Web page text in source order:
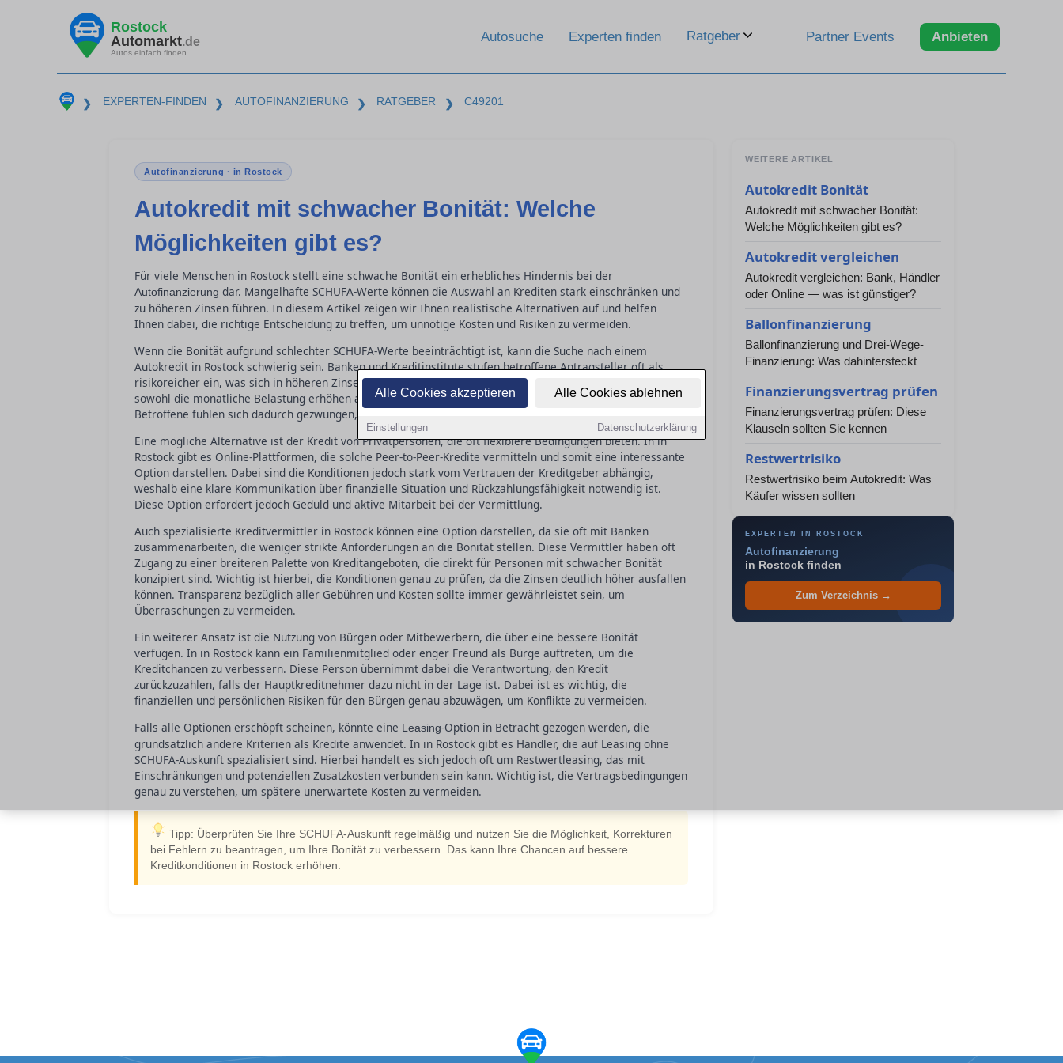
Alle Cookies akzeptieren Alle Cookies ablehnen
Einstellungen Datenschutzerklärung
Rostock
Automarkt.de
Autos einfach finden
Autosuche Experten finden Ratgeber Partner Events Anbieten
❯ EXPERTEN-FINDEN ❯ AUTOFINANZIERUNG ❯ RATGEBER ❯ C49201
Autofinanzierung · in Rostock
Autokredit mit schwacher Bonität: Welche
Möglichkeiten gibt es?
Für viele Menschen in Rostock stellt eine schwache Bonität ein erhebliches Hindernis bei der
Autofinanzierung dar. Mangelhafte SCHUFA-Werte können die Auswahl an Krediten stark einschränken und
zu höheren Zinsen führen. In diesem Artikel zeigen wir Ihnen realistische Alternativen auf und helfen
Ihnen dabei, die richtige Entscheidung zu treffen, um unnötige Kosten und Risiken zu vermeiden.
Wenn die Bonität aufgrund schlechter SCHUFA-Werte beeinträchtigt ist, kann die Suche nach einem
Autokredit in Rostock schwierig sein. Banken und Kreditinstitute stufen betroffene Antragsteller oft als
risikoreicher ein, was sich in höheren Zinsen und strikteren Kreditbedingungen niederschlägt. Dies kann
sowohl die monatliche Belastung erhöhen als auch die Gesamtkosten des Kredits erheblich steigern. Viele
Betroffene fühlen sich dadurch gezwungen, auf andere Finanzierungsmöglichkeiten auszuweichen.
Eine mögliche Alternative ist der Kredit von Privatpersonen, die oft flexiblere Bedingungen bieten. In in
Rostock gibt es Online-Plattformen, die solche Peer-to-Peer-Kredite vermitteln und somit eine interessante
Option darstellen. Dabei sind die Konditionen jedoch stark vom Vertrauen der Kreditgeber abhängig,
weshalb eine klare Kommunikation über finanzielle Situation und Rückzahlungsfähigkeit notwendig ist.
Diese Option erfordert jedoch Geduld und aktive Mitarbeit bei der Vermittlung.
Auch spezialisierte Kreditvermittler in Rostock können eine Option darstellen, da sie oft mit Banken
zusammenarbeiten, die weniger strikte Anforderungen an die Bonität stellen. Diese Vermittler haben oft
Zugang zu einer breiteren Palette von Kreditangeboten, die direkt für Personen mit schwacher Bonität
konzipiert sind. Wichtig ist hierbei, die Konditionen genau zu prüfen, da die Zinsen deutlich höher ausfallen
können. Transparenz bezüglich aller Gebühren und Kosten sollte immer gewährleistet sein, um
Überraschungen zu vermeiden.
Ein weiterer Ansatz ist die Nutzung von Bürgen oder Mitbewerbern, die über eine bessere Bonität
verfügen. In in Rostock kann ein Familienmitglied oder enger Freund als Bürge auftreten, um die
Kreditchancen zu verbessern. Diese Person übernimmt dabei die Verantwortung, den Kredit
zurückzuzahlen, falls der Hauptkreditnehmer dazu nicht in der Lage ist. Dabei ist es wichtig, die
finanziellen und persönlichen Risiken für den Bürgen genau abzuwägen, um Konflikte zu vermeiden.
Falls alle Optionen erschöpft scheinen, könnte eine Leasing-Option in Betracht gezogen werden, die
grundsätzlich andere Kriterien als Kredite anwendet. In in Rostock gibt es Händler, die auf Leasing ohne
SCHUFA-Auskunft spezialisiert sind. Hierbei handelt es sich jedoch oft um Restwertleasing, das mit
Einschränkungen und potenziellen Zusatzkosten verbunden sein kann. Wichtig ist, die Vertragsbedingungen
genau zu verstehen, um spätere unerwartete Kosten zu vermeiden.
Tipp: Überprüfen Sie Ihre SCHUFA-Auskunft regelmäßig und nutzen Sie die Möglichkeit, Korrekturen
bei Fehlern zu beantragen, um Ihre Bonität zu verbessern. Das kann Ihre Chancen auf bessere
Kreditkonditionen in Rostock erhöhen.
WEITERE ARTIKEL
Autokredit Bonität
Autokredit mit schwacher Bonität:
Welche Möglichkeiten gibt es?
Autokredit vergleichen
Autokredit vergleichen: Bank, Händler
oder Online — was ist günstiger?
Ballonfinanzierung
Ballonfinanzierung und Drei-Wege-
Finanzierung: Was dahintersteckt
Finanzierungsvertrag prüfen
Finanzierungsvertrag prüfen: Diese
Klauseln sollten Sie kennen
Restwertrisiko
Restwertrisiko beim Autokredit: Was
Käufer wissen sollten
EXPERTEN IN ROSTOCK
Autofinanzierung
in Rostock finden
Zum Verzeichnis →